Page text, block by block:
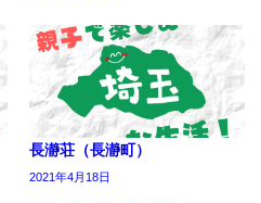
長瀞荘（長瀞町）
2021年4月18日